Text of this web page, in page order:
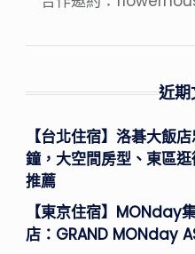
近期
【台北住宿】洛碁大飯
鐘，大空間房型、東區
推薦
【東京住宿】MONday
店：GRAND MONday